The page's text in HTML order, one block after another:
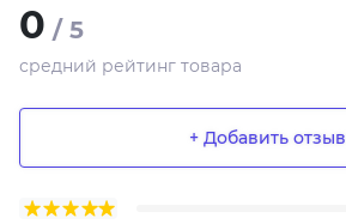
0 / 5
средний рейтинг товара
+ Добавить отзыв